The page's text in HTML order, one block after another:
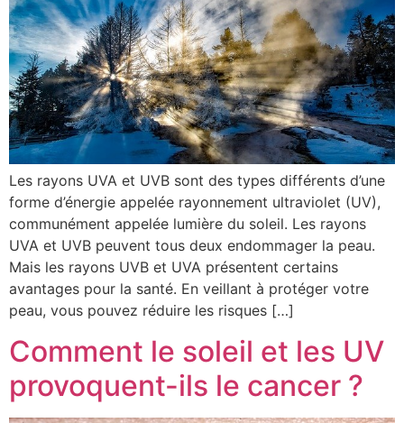
Les rayons UVA et UVB sont des types différents d’une
forme d’énergie appelée rayonnement ultraviolet (UV),
communément appelée lumière du soleil. Les rayons
UVA et UVB peuvent tous deux endommager la peau.
Mais les rayons UVB et UVA présentent certains
avantages pour la santé. En veillant à protéger votre
peau, vous pouvez réduire les risques […]
Comment le soleil et les UV
provoquent-ils le cancer ?